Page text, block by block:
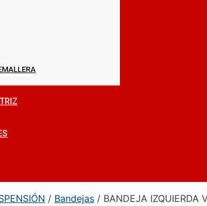
/ Bandejas / BANDEJA IZQUIERDA